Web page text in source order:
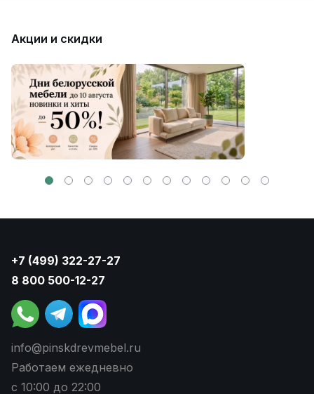
Акции и скидки
+7 (499) 322-27-27
8 800 500-12-27
info@pinskdrevmebel.ru
Работаем ежедневно
с 10:00 до 22:00